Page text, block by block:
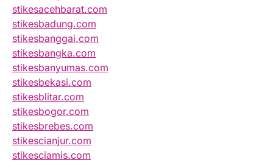
stikesacehbarat.com
stikesbadung.com
stikesbanggai.com
stikesbangka.com
stikesbanyumas.com
stikesbekasi.com
stikesblitar.com
stikesbogor.com
stikesbrebes.com
stikescianjur.com
stikesciamis.com